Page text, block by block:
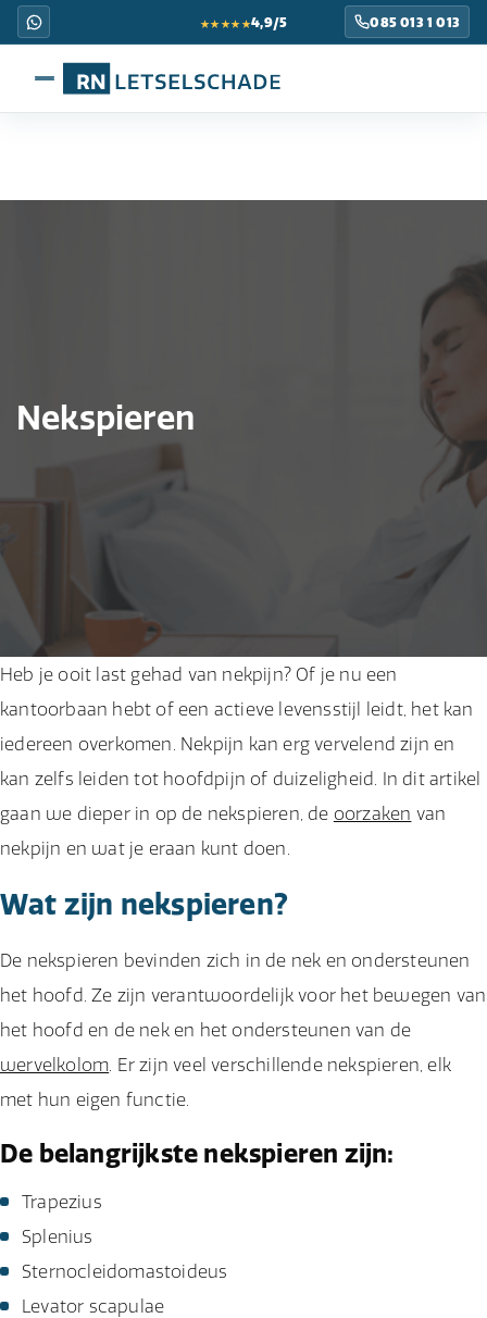
★★★★★4,9/5 085 013 1 013
Nekspieren
Heb je ooit last gehad van nekpijn? Of je nu een
kantoorbaan hebt of een actieve levensstijl leidt, het kan
iedereen overkomen. Nekpijn kan erg vervelend zijn en
kan zelfs leiden tot hoofdpijn of duizeligheid. In dit artikel
gaan we dieper in op de nekspieren, de oorzaken van
nekpijn en wat je eraan kunt doen.
Wat zijn nekspieren?
De nekspieren bevinden zich in de nek en ondersteunen
het hoofd. Ze zijn verantwoordelijk voor het bewegen van
het hoofd en de nek en het ondersteunen van de
wervelkolom. Er zijn veel verschillende nekspieren, elk
met hun eigen functie.
De belangrijkste nekspieren zijn:
Trapezius
Splenius
Sternocleidomastoideus
Levator scapulae